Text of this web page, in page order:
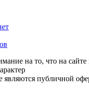
на то, что на сайте
являются публичной